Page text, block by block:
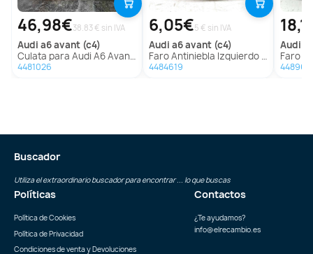
46,98€38.83 € sin IVA
audi a6 avant (c4)
Culata para Audi A6 Avant (C4)
4481026
6,05€5 € sin IVA
audi a6 avant (c4)
Faro Antiniebla Izquierdo para Audi A6 Avant (C4)
4484619
audi
Faro
Buscador
Utiliza el extraordinario buscador para encontrar ... lo que buscas
Políticas
Política de Cookies
Política de Privacidad
Condiciones de venta y Devoluciones
Contactos
¿Te ayudamos?
info@elrecambio.es